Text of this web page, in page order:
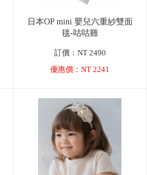
日本OP mini 嬰兒六重紗雙面
毯-咕咕雞
訂價：NT 2490
優惠價：NT 2241